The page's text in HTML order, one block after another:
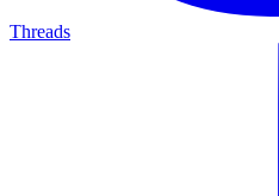
Threads